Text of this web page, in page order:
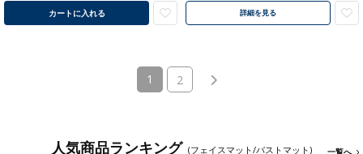
カートに入れる 詳細を見る
1 (current)
2
人気商品ランキング (フェイスマット/バストマット) 一覧へ